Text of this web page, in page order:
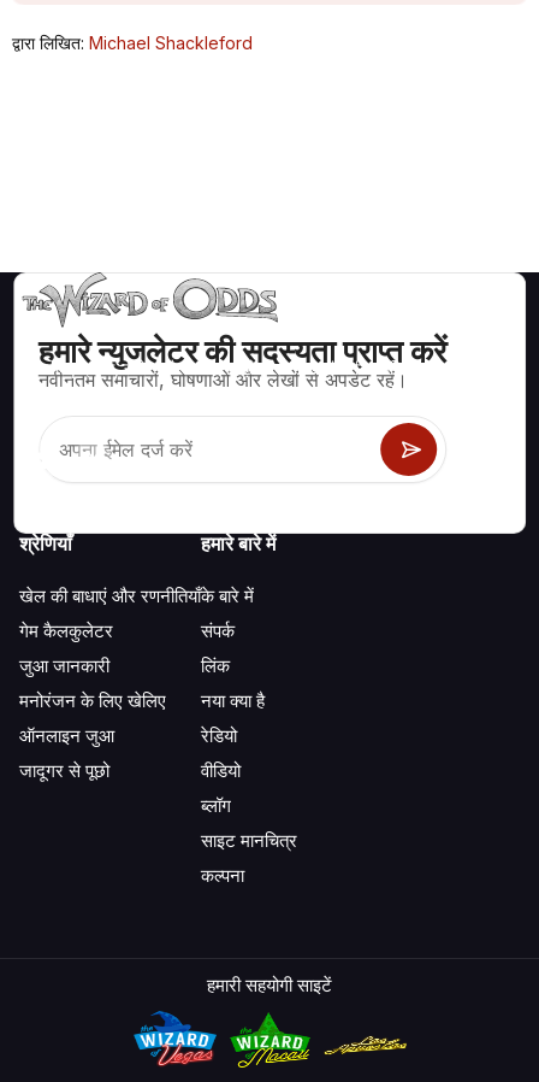
द्वारा लिखित: Michael Shackleford
हमारे न्युजलेटर की सदस्यता प्राप्त करें
नवीनतम समाचारों, घोषणाओं और लेखों से अपडेट रहें।
ब्लैकजैक, क्रेप्स, रूलेट और अन्य सैकड़ों कैसीनो खेलों के लिए गणितीय रूप से सही
श्रेणियाँ
खेल की बाधाएं और रणनीतियाँ
गेम कैलकुलेटर
जुआ जानकारी
मनोरंजन के लिए खेलिए
ऑनलाइन जुआ
जादूगर से पूछो
हमारे बारे में
के बारे में
संपर्क
लिंक
नया क्या है
रेडियो
वीडियो
ब्लॉग
साइट मानचित्र
कल्पना
हमारी सहयोगी साइटें